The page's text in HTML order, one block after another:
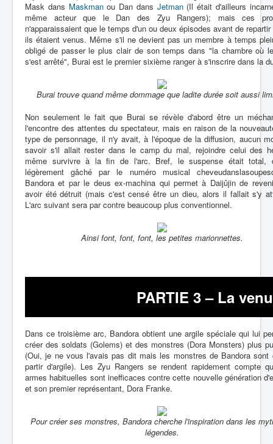
Mask dans Maskmanou Dan dans Jetman(Il était d'ailleurs
même acteur que le Dan des Zyu Rangers); mais ces
n'apparaissaient que le temps d'un ou deux épisodes avant de
ils étaient venus. Même s'il ne devient pas un membre à temps
obligé de passer le plus clair de son temps dans "la chambre où
s'est arrêté", Burai est le premier sixième ranger à s'inscrire dans la
Burai trouve quand même dommage que ladite durée soit aussi
Non seulement le fait que Burai se révèle d'abord être un
l'encontre des attentes du spectateur, mais en raison de la
type de personnage, il n'y avait, à l'époque de la diffusion, aucun
savoir s'il allait rester dans le camp du mal, rejoindre celui des
même survivre à la fin de l'arc. Bref, le suspense était total,
légèrement gâché par le numéro musical
Bandora et par le deus ex-machina qui permet à Daijûjin de
avoir été détruit (mais c'est censé être un dieu, alors il fallait s'y
L'arc suivant sera par contre beaucoup plus conventionnel.
Ainsi font, font, font, les petites marionnettes.
PARTIE 3 – La
Dans ce troisième arc, Bandora obtient une argile spéciale qui lui
créer des soldats (Golems) et des monstres (Dora Monsters) plus
(Oui, je ne vous l'avais pas dit mais les monstres de Bandora sont
partir d'argile). Les Zyu Rangers se rendent rapidement compte
armes habituelles sont inefficaces contre cette nouvelle génération
et son premier représentant, Dora Franke.
Pour créer ses monstres, Bandora cherche l'inspiration dans les
légendes.